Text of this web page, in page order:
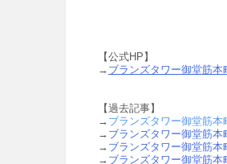
【公式HP】
→ ブランズタワー御堂筋本
【過去記事】
→ ブランズタワー御堂筋
→ ブランズタワー御堂筋
→ ブランズタワー御堂筋
→ ブランズタワー御堂筋